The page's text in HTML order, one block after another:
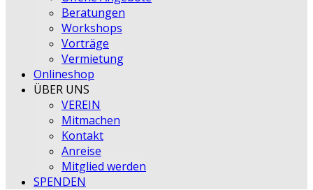
Beratungen
Workshops
Vorträge
Vermietung
Onlineshop
ÜBER UNS
VEREIN
Mitmachen
Kontakt
Anreise
Mitglied werden
SPENDEN